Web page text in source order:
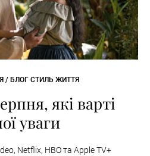
/ БЛОГ СТИЛЬ ЖИТТЯ
які варті
уваги
Netflix, HBO та Apple TV+